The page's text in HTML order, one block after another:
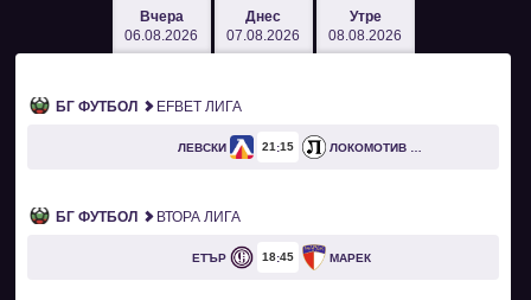
Вчера
06.08.2026
Днес
07.08.2026
Утре
08.08.2026
БГ ФУТБОЛ EFBET ЛИГА
ЛЕВСКИ 21 15 ЛОКОМОТИВ ПЛОВДИВ
БГ ФУТБОЛ ВТОРА ЛИГА
ЕТЪР 18 45 МАРЕК